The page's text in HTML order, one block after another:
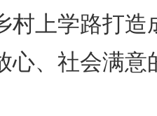
村上学路打造
心、社会满意